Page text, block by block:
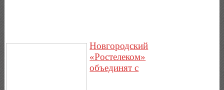
Новгородский
«Ростелеком»
объединят с